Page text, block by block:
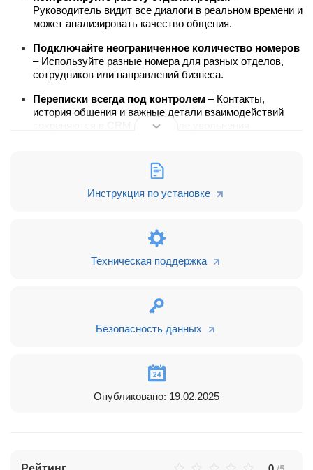
Руководитель видит все диалоги в реальном времени и
может анализировать качество общения.
Подключайте неограниченное количество номеров
– Используйте разные номера для разных отделов,
сотрудников или направлений бизнеса.
Переписки всегда под контролем – Контакты,
история общения и важные детали взаимодействий
сохраняются в CRM даже после увольнения
Автоматизируйте общение и экономьте время
Мгновенные рассылки без блокировок
массовые сообщения по всей клиентской базе или
Роботы и триггеры работают за вас
автоматических сообщений с информацией о товарах,
доставке, оплате или специальными предложениями.
ответственных сотрудников без вашего участия.
Быстрая обработка обращений– Используйте чат-
Управляйте шаблонами WABA прямо в
Инструкция по установке
Техническая поддержка
Безопасность данных
Опубликовано: 19.02.2025